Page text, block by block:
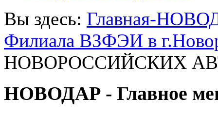
Вы здесь: Главная-
Филиала ВЗФЭИ в
НОВОРОССИЙСКИХ
НОВОДАР - Главное